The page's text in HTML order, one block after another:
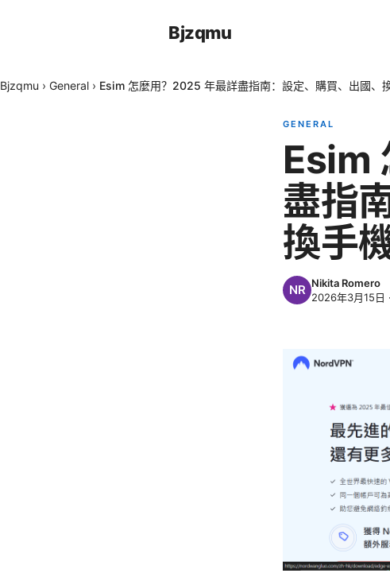
Bjzqmu
Bjzqmu › General › Esim 怎麼用？2025 年最詳盡指南：設定、購買、出國、
GENERAL
Esim
盡指
換手
Nikita Romero
2026年3月15日 ·